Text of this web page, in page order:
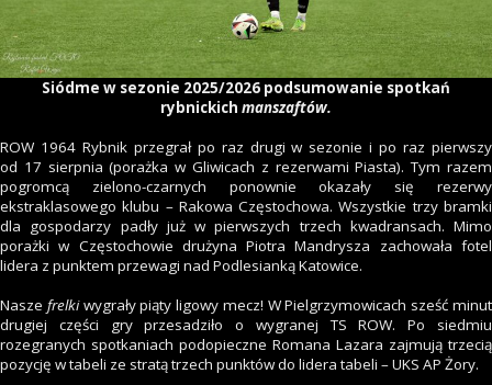
Siódme w sezonie 2025/2026 podsumowanie spotkań
rybnickich manszaftów.
ROW 1964 Rybnik przegrał po raz drugi w sezonie i po raz pierwszy
od 17 sierpnia (porażka w Gliwicach z rezerwami Piasta). Tym razem
pogromcą zielono-czarnych ponownie okazały się rezerwy
ekstraklasowego klubu – Rakowa Częstochowa. Wszystkie trzy bramki
dla gospodarzy padły już w pierwszych trzech kwadransach. Mimo
porażki w Częstochowie drużyna Piotra Mandrysza zachowała fotel
lidera z punktem przewagi nad Podlesianką Katowice.
Nasze frelkiwygrały piąty ligowy mecz! W Pielgrzymowicach sześć minut
drugiej części gry przesadziło o wygranej TS ROW. Po siedmiu
rozegranych spotkaniach podopieczne Romana Lazara zajmują trzecią
pozycję w tabeli ze stratą trzech punktów do lidera tabeli – UKS AP Żory.